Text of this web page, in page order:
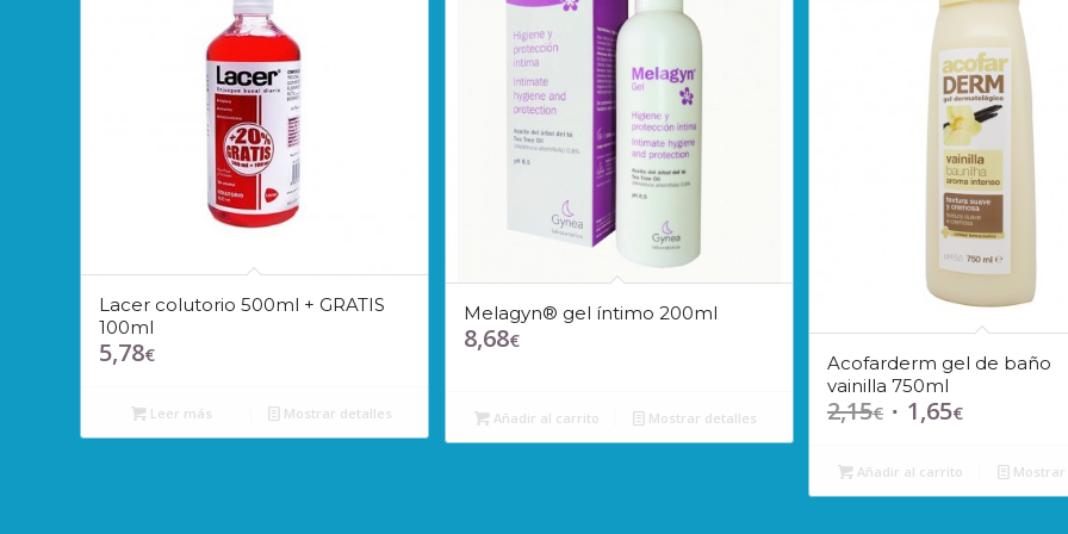
Lacer colutorio 500ml + GRATIS
100ml
5,78€
Leer más Mostrar detalles
Melagyn® gel íntimo 200ml
8,68€
Añadir al carrito Mostrar detalles
Acofarderm gel de baño
vainilla 750ml
2,15€ El
original
era:
1,65€El
actual
es:
Añadir al carrito